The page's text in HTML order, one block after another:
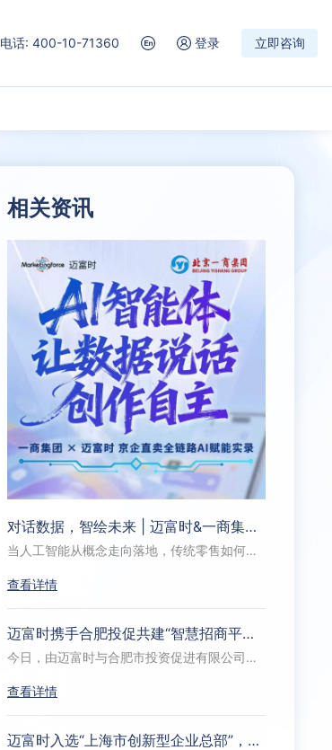
电话: 400-10-71360 登录 立即咨询
相关资讯
对话数据，智绘未来 | 迈富时&一商集团，企业智能体驱动“AI+零售”新范式
当人工智能从概念走向落地，传统零售如何借势破局？作为北京商业领域的重要力量，北京一商集团深耕商品流通与服务多年，旗下拥有“京企直卖” 这一覆盖线上线下、连接优质商品与消费者的重要电商平台。
查看详情
迈富时携手合肥投促共建“智慧招商平台”——招商大模型+AI智能体驱动招商全流程闭环
今日，由迈富时与合肥市投资促进有限公司、亿欧集团共同打造的“智慧招商平台”在合肥中安创谷全球路演中心正式发布。发布会以“合要素资源，启数智招商”为主题，来自全国各省市投促部门、金融机构、产业园区及相关协会的百余位嘉宾通过线下+线上直播方式参会。
查看详情
迈富时入选“上海市创新型企业总部”，引领国产信创AI加速落地